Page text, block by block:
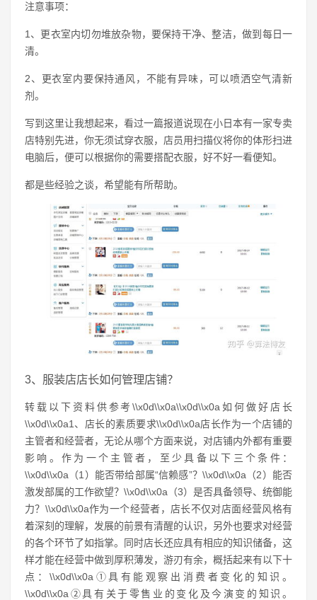
注意事项：
1、更衣室内切勿堆放杂物，要保持干净、整洁，做到每日一
清。
2、更衣室内要保持通风，不能有异味，可以喷洒空气清新
剂。
写到这里让我想起来，看过一篇报道说现在小日本有一家专卖
店特别先进，你无须试穿衣服，店员用扫描仪将你的体形扫进
电脑后，便可以根据你的需要搭配衣服，好不好一看便知。
都是些经验之谈，希望能有所帮助。
3、服装店店长如何管理店铺？
转载以下资料供参考\\x0d\\x0a\\x0d\\x0a如何做好店长
\\x0d\\x0a1、店长的素质要求\\x0d\\x0a店长作为一个店铺的
主管者和经营者，无论从哪个方面来说，对店铺内外都有重要
影响。作为一个主管者，至少具备以下三个条件：
\\x0d\\x0a（1）能否带给部属“信赖感”？\\x0d\\x0a（2）能否
激发部属的工作欲望？\\x0d\\x0a（3）是否具备领导、统御能
力？\\x0d\\x0a作为一个经营者，店长不仅对店面经营风格有
着深刻的理解，发展的前景有清醒的认识，另外也要求对经营
的各个环节了如指掌。同时店长还应具有相应的知识储备，这
样才能在经营中做到厚积薄发，游刃有余，概括起来有以下十
点：\\x0d\\x0a①具有能观察出消费者变化的知识。
\\x0d\\x0a②具有关于零售业的变化及今演变的知识。